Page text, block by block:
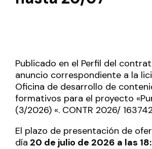
Publicado en el Perfil del
anuncio correspondiente a la
Oficina de desarrollo de
formativos para el proyecto
(3/2026) «. CONTR 2026/ 163742
El plazo de presentación de
día 20 de julio de 2026 a las